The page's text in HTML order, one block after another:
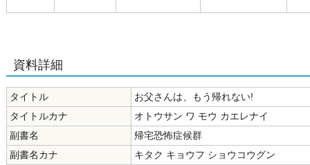
資料詳細
タイトル
お父さんは、もう帰れない!
タイトルカナ
オトウサン ワ モウ カエレナイ
副書名
帰宅恐怖症候群
副書名カナ
キタク キョウフ ショウコウグン